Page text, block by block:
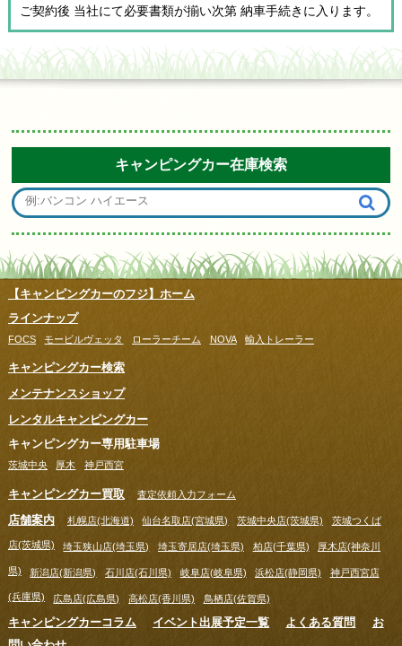
ご契約後 当社にて必要書類が揃い次第 納車手続きに入ります。
キャンピングカー在庫検索
【キャンピングカーのフジ】ホーム
ラインナップ
FOCS モービルヴェッタ ローラーチーム NOVA 輸入トレーラー
キャンピングカー検索
メンテナンスショップ
レンタルキャンピングカー
キャンピングカー専用駐車場
茨城中央 厚木 神戸西宮
キャンピングカー買取 査定依頼入力フォーム
店舗案内 札幌店(北海道) 仙台名取店(宮城県) 茨城中央店(茨城県) 茨城つくば
店(茨城県) 埼玉狭山店(埼玉県) 埼玉寄居店(埼玉県) 柏店(千葉県) 厚木店(神奈川
県) 新潟店(新潟県) 石川店(石川県) 岐阜店(岐阜県) 浜松店(静岡県) 神戸西宮店
(兵庫県) 広島店(広島県) 高松店(香川県) 鳥栖店(佐賀県)
キャンピングカーコラム イベント出展予定一覧 よくある質問
お